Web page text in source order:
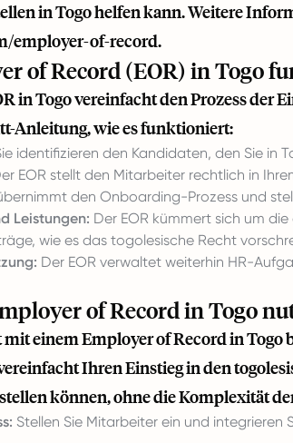
in Togo helfen kann. Weitere
employer-of-record.
of Record (EOR) in Togo
in Togo vereinfacht den Prozess
Anleitung, wie es funktioniert:
identifizieren den Kandidaten, den Sie in
EOR stellt den Mitarbeiter rechtlich in
den Onboarding-Prozess und
Leistungen: Der EOR kümmert sich um
wie es das togolesische Recht
Der EOR verwaltet weiterhin HR-
of Record in Togo
einem Employer of Record in
Ihren Einstieg in den
können, ohne die Komplexität
Stellen Sie Mitarbeiter ein und integrieren